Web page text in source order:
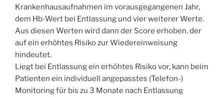
Krankenhausaufnahmen im vorausgegangenen Jahr,
dem Hb-Wert bei Entlassung und vier weiterer Werte.
Aus diesen Werten wird dann der Score erhoben, der
auf ein erhöhtes Risiko zur Wiedereinweisung
hindeutet.
Liegt bei Entlassung ein erhöhtes Risiko vor, kann beim
Patienten ein individuell angepasstes (Telefon-)
Monitoring für bis zu 3 Monate nach Entlassung